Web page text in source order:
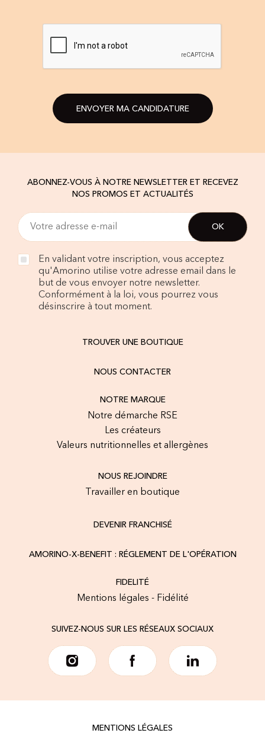
ENVOYER MA CANDIDATURE
ABONNEZ-VOUS À NOTRE NEWSLETTER ET RECEVEZ
NOS PROMOS ET ACTUALITÉS
En validant votre inscription, vous acceptez
qu'Amorino utilise votre adresse email dans le
but de vous envoyer notre newsletter.
Conformément à la loi, vous pourrez vous
désinscrire à tout moment.
TROUVER UNE BOUTIQUE
NOUS CONTACTER
NOTRE MARQUE
Notre démarche RSE
Les créateurs
Valeurs nutritionnelles et allergènes
NOUS REJOINDRE
Travailler en boutique
DEVENIR FRANCHISÉ
AMORINO-X-BENEFIT : RÉGLEMENT DE L'OPÉRATION
FIDELITÉ
Mentions légales - Fidélité
SUIVEZ-NOUS SUR LES RÉSEAUX SOCIAUX
MENTIONS LÉGALES